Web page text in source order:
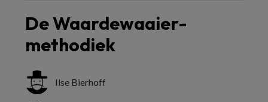
De Waardewaaier-
methodiek
Ilse Bierhoff